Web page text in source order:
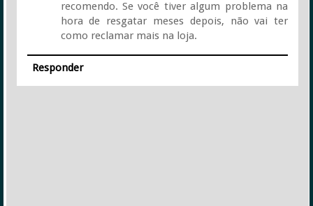
recomendo. Se você tiver algum problema na
hora de resgatar meses depois, não vai ter
como reclamar mais na loja.
Responder